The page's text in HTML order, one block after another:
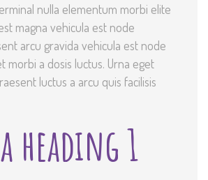
nulla elementum morbi elite
magna vehicula est node
arcu gravida vehicula est node
morbi a dosis luctus. Urna eget
luctus a arcu quis facilisis
heading 1